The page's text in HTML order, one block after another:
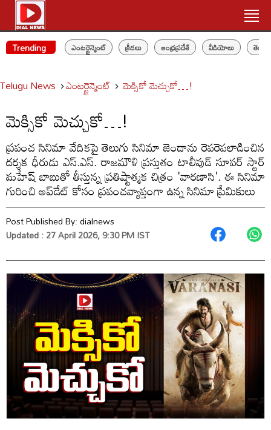
Trending ఎంటర్టైన్మెంట్ క్రీడలు ఆంధ్రప్రదేశ్ వీడియోలు
Telugu News ఎంటర్టైన్మెంట్ మెక్సికో మెచ్చుకో…!
మెక్సికో మెచ్చుకో…!
ప్రపంచ సినిమా వేదికపై తెలుగు సినిమా జెండాను రెపరెపలాడించిన
దర్శక ధీరుడు ఎస్.ఎస్. రాజమౌళి ప్రస్తుతం టాలీవుడ్ సూపర్ స్టార్
మహేష్ బాబుతో తీస్తున్న ప్రతిష్టాత్మక చిత్రం 'వారణాసి'. ఈ సినిమా
గురించి అప్‌డేట్ కోసం ప్రపంచవ్యాప్తంగా ఉన్న సినిమా ప్రేమికులు
Post Published By:dialnews
Updated : 27 April 2026, 9:30 PM IST